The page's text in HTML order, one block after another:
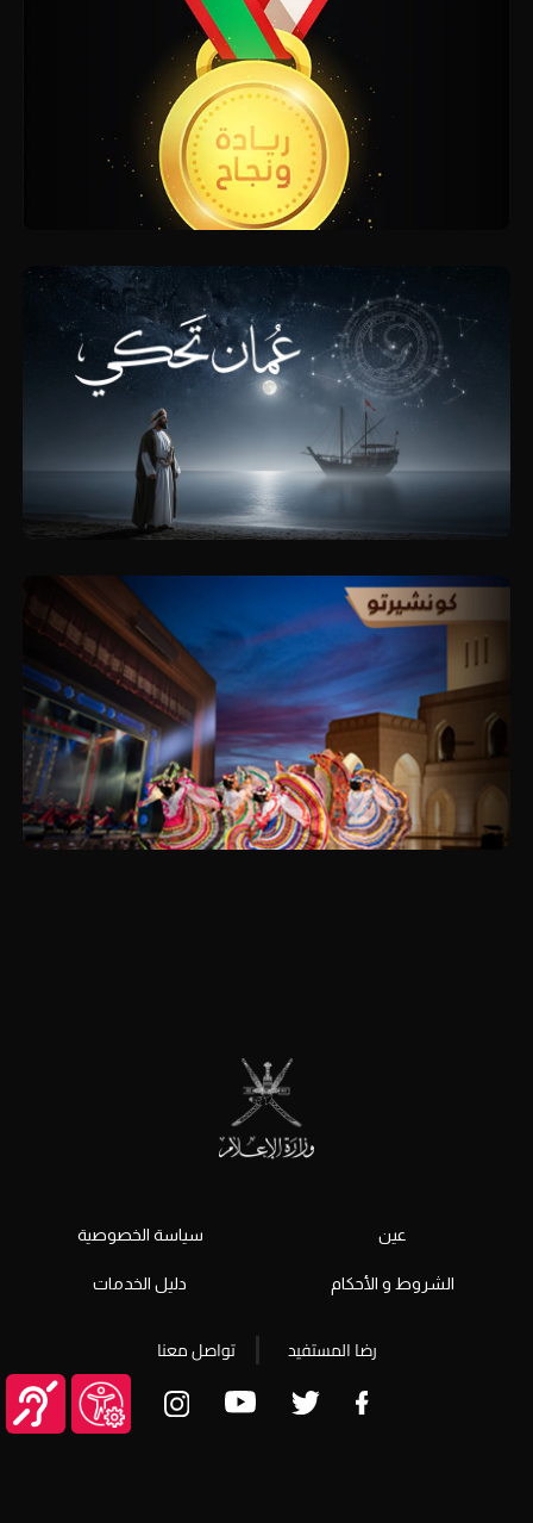
عين
الشروط و الأحكام
سياسة الخصوصية
دليل الخدمات
رضا المستفيد تواصل معنا